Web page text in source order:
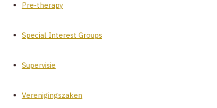
Pre-therapy
Special Interest Groups
Supervisie
Verenigingszaken